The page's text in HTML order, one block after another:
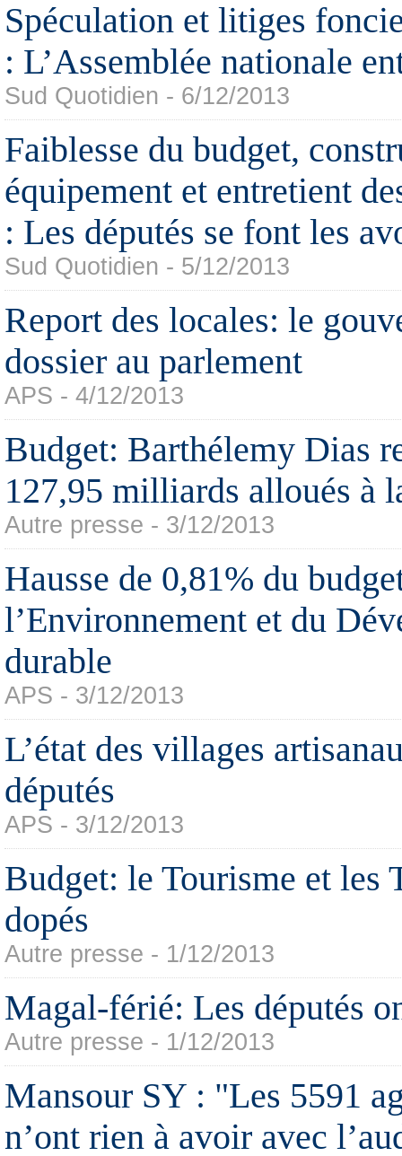
Spéculation et litiges
: L’Assemblée nationale
Sud Quotidien - 6/12/2013
Faiblesse du budget,
équipement et entretient
: Les députés se font les
Sud Quotidien - 5/12/2013
Report des locales: le
dossier au parlement
APS - 4/12/2013
Budget: Barthélemy Dias
127,95 milliards alloués à
Autre presse - 3/12/2013
Hausse de 0,81% du
l’Environnement et du
durable
APS - 3/12/2013
L’état des villages
députés
APS - 3/12/2013
Budget: le Tourisme et les
dopés
Autre presse - 1/12/2013
Magal-férié: Les députés
Autre presse - 1/12/2013
Mansour SY : "Les 5591
n’ont rien à avoir avec